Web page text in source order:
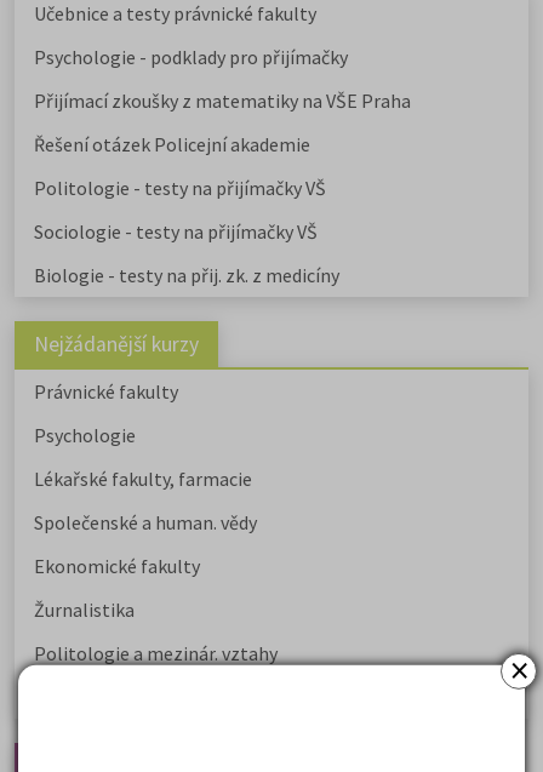
×
Učebnice a testy právnické fakulty
Psychologie - podklady pro přijímačky
Přijímací zkoušky z matematiky na VŠE Praha
Řešení otázek Policejní akademie
Politologie - testy na přijímačky VŠ
Sociologie - testy na přijímačky VŠ
Biologie - testy na přij. zk. z medicíny
Nejžádanější kurzy
Právnické fakulty
Psychologie
Lékařské fakulty, farmacie
Společenské a human. vědy
Ekonomické fakulty
Žurnalistika
Politologie a mezinár. vztahy